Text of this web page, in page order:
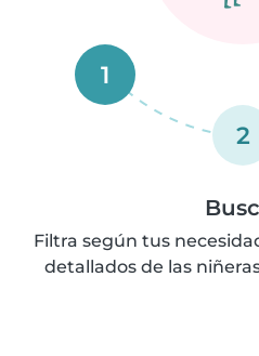
1
2
Filtra según tus
detallados de las